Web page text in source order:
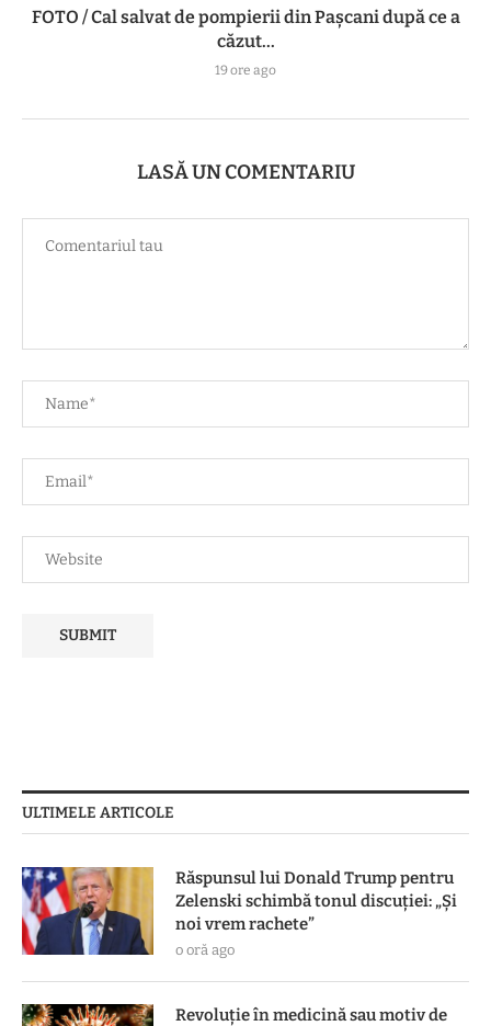
FOTO / Cal salvat de pompierii din Pașcani după ce a
căzut...
19 ore ago
LASĂ UN COMENTARIU
ULTIMELE ARTICOLE
Răspunsul lui Donald Trump pentru
Zelenski schimbă tonul discuției: „Și
noi vrem rachete”
o oră ago
Revoluție în medicină sau motiv de